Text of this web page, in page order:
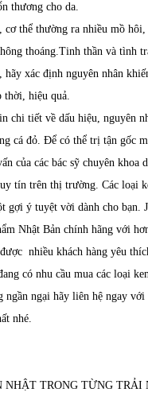
thương cho da.
cơ thể thường ra nhiều mồ hôi,
thoáng.Tinh thần và tình
xác định nguyên nhân
thời, hiệu quả.
chi tiết về dấu hiệu, nguyên
cá đỏ. Để có thể trị tận gốc
của các bác sỹ chuyên khoa
tín trên thị trường. Các loại
gợi ý tuyệt vời dành cho bạn.
Nhật Bản chính hãng với
nhiều khách hàng yêu
có nhu cầu mua các loại
ngần ngại hãy liên hệ ngay
nhé.
NHẬT TRONG TỪNG TRẢI